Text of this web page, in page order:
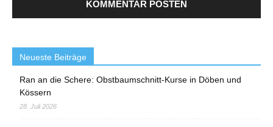
Neueste Beiträge
Ran an die Schere: Obstbaumschnitt-Kurse in Döben und
Kössern
28. Juli 2026